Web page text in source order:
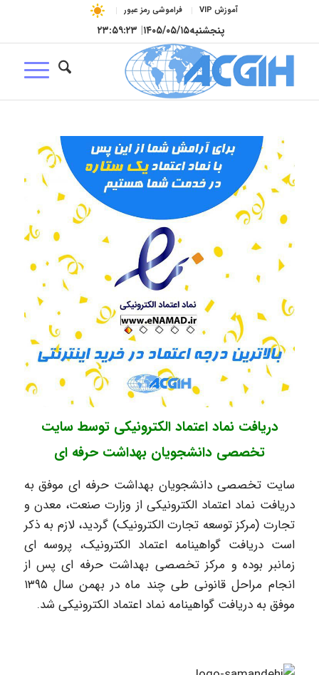
آموزش VIP فراموشی رمز عبور
پنجشنبه۱۴۰۵/۰۵/۱۵| ۲۳:۵۹:۲۳
دریافت نماد اعتماد الکترونیکی توسط سایت
تخصصی دانشجویان بهداشت حرفه ای
سایت تخصصی دانشجویان بهداشت حرفه ای موفق به
دریافت نماد اعتماد الکترونیکی از وزارت صنعت، معدن و
تجارت (مرکز توسعه تجارت الکترونیک) گردید، لازم به ذکر
است دریافت گواهینامه اعتماد الکترونیک، پروسه ای
زمانبر بوده و مرکز تخصصی بهداشت حرفه ای پس از
انجام مراحل قانونی طی چند ماه در بهمن سال ۱۳۹۵
موفق به دریافت گواهینامه نماد اعتماد الکترونیکی شد.